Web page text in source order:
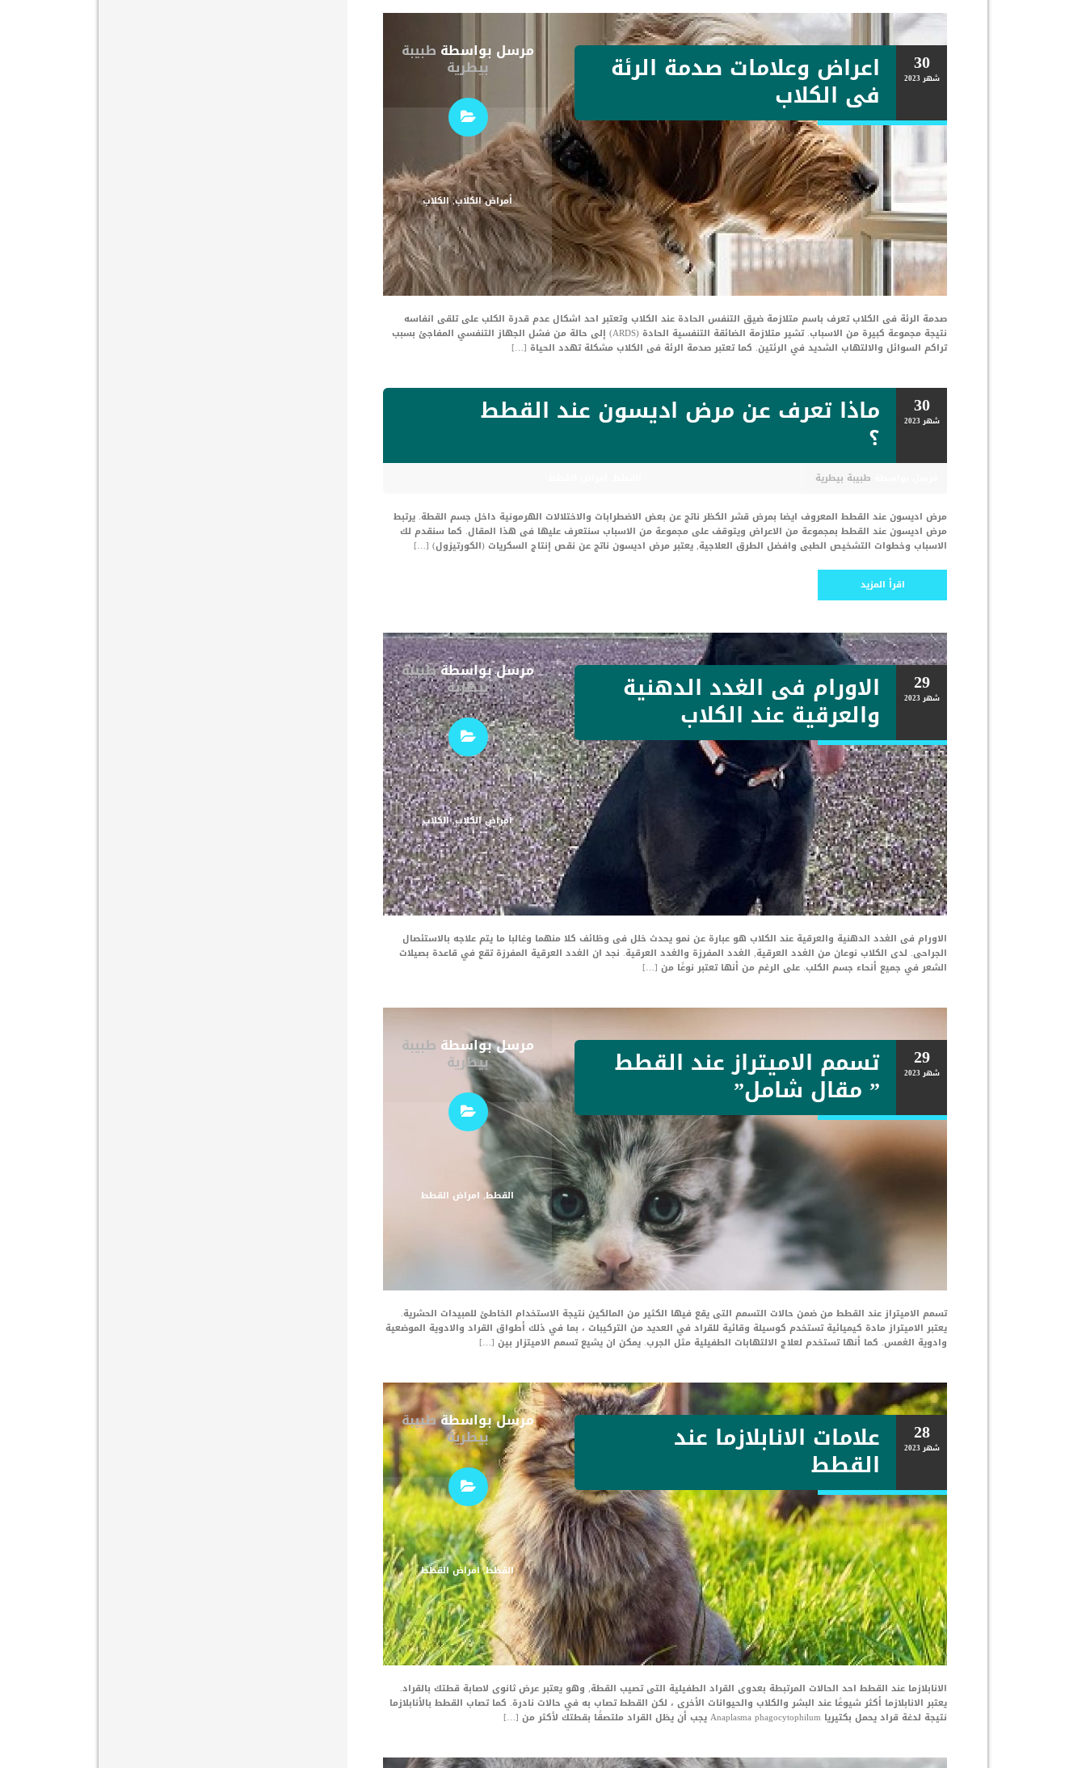
30
شهر2023 اعراض وعلامات صدمة الرئة
فى الكلاب
مرسل بواسطة طبيبة
بيطرية
أمراض الكلاب,الكلاب
صدمة الرئة فى الكلاب تعرف باسم متلازمة ضيق التنفس الحادة عند الكلاب وتعتبر احد اشكال عدم قدرة الكلب على تلقى انفاسه
نتيجة مجموعة كبيرة من الاسباب. تشير متلازمة الضائقة التنفسية الحادة (ARDS) إلى حالة من فشل الجهاز التنفسي المفاجئ بسبب
تراكم السوائل والالتهاب الشديد في الرئتين. كما تعتبر صدمة الرئة فى الكلاب مشكلة تهدد الحياة […]
30
شهر2023 ماذا تعرف عن مرض اديسون عند القطط
؟
طبيبة بيطرية
مرض اديسون عند القطط المعروف ايضا بمرض قشر الكظر ناتج عن بعض الاضطرابات والاختلالات الهرمونية داخل جسم القطة. يرتبط
مرض اديسون عند القطط بمجموعة من الاعراض ويتوقف على مجموعة من الاسباب سنتعرف عليها فى هذا المقال. كما سنقدم لك
الاسباب وخطوات التشخيص الطبى وافضل الطرق العلاجية, يعتبر مرض اديسون ناتج عن نقص إنتاج السكريات (الكورتيزول) […]
اقرأ المزيد
29
شهر2023 الاورام فى الغدد الدهنية
والعرقية عند الكلاب
مرسل بواسطةطبيبة
بيطرية
أمراض الكلاب,الكلاب
الاورام فى الغدد الدهنية والعرقية عند الكلاب هو عبارة عن نمو يحدث خلل فى وظائف كلا منهما وغالبا ما يتم علاجه بالاستئصال
الجراحى. لدى الكلاب نوعان من الغدد العرقية, الغدد المفرزة والغدد العرقية. نجد ان الغدد العرقية المفرزة تقع في قاعدة بصيلات
الشعر في جميع أنحاء جسم الكلب. على الرغم من أنها تعتبر نوعًا من […]
29
شهر2023 تسمم الاميتراز عند القطط
” مقال شامل”
مرسل بواسطة طبيبة
بيطرية
القطط, امراض القطط
تسمم الاميتراز عند القطط من ضمن حالات التسمم التى يقع فيها الكثير من المالكين نتيجة الاستخدام الخاطئ للمبيدات الحشرية.
يعتبر الاميتراز مادة كيميائية تستخدم كوسيلة وقائية للقراد في العديد من التركيبات ، بما في ذلك أطواق القراد والادوية الموضعية
وادوية الغمس. كما أنها تستخدم لعلاج الالتهابات الطفيلية مثل الجرب. يمكن ان يشيع تسمم الاميتزار بين […]
28
شهر2023 علامات الانابلازما عند
القطط
مرسل بواسطةطبيبة
بيطرية
القطط,امراض القطط
الانابلازما عند القطط احد الحالات المرتبطة بعدوى القراد الطفيلية التى تصيب القطة, وهو يعتبر عرض ثانوى لاصابة قطتك بالقراد.
يعتبر الانابلازما أكثر شيوعًا عند البشر والكلاب والحيوانات الأخرى ، لكن القطط تصاب به في حالات نادرة. كما تصاب القطط بالأنابلازما
نتيجة لدغة قراد يحمل بكتيريا Anaplasma phagocytophilum يجب أن يظل القراد ملتصقًا بقطتك لأكثر من […]